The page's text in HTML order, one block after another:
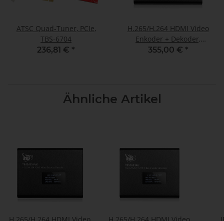
ATSC Quad-Tuner, PCIe,
TBS-6704
236,81 € *
H.265/H.264 HDMI Video
Enkoder + Dekoder,
unterstützt auch NDI®|HX
355,00 € *
Ähnliche Artikel